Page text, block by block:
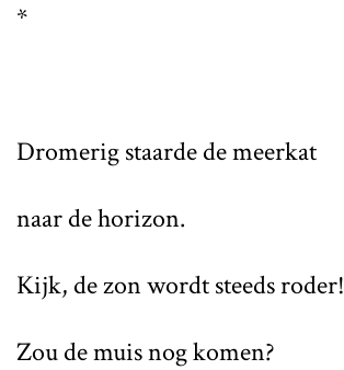
*
Dromerig staarde de meerkat
naar de horizon.
Kijk, de zon wordt steeds roder!
Zou de muis nog komen?